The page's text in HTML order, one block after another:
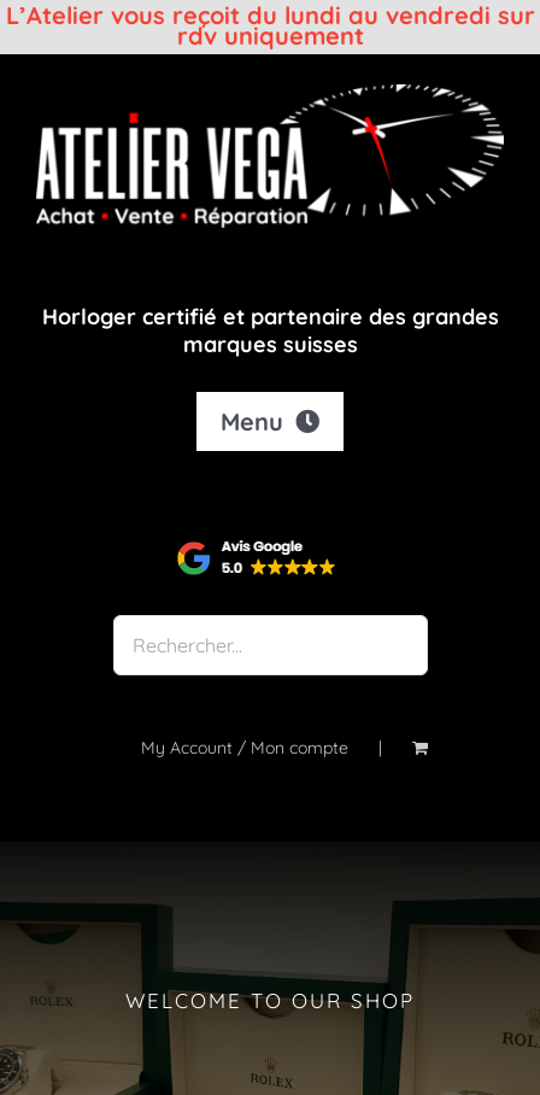
L’Atelier vous reçoit du lundi au vendredi sur
rdv uniquement
contenu
Horloger certifié et partenaire des grandes
marques suisses
Menu
Shop
Notre atelier
À propos
Blog
My Account / Mon compte
WELCOME TO OUR SHOP